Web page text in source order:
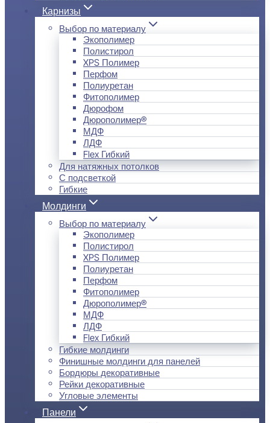
Карнизы
Выбор по материалу
Экополимер
Полистирол
XPS Полимер
Перфом
Полиуретан
Фитополимер
Дюрофом
Дюрополимер®
МДФ
ЛДФ
Flex Гибкий
Для натяжных потолков
С подсветкой
Гибкие
Молдинги
Выбор по материалу
Экополимер
Полистирол
XPS Полимер
Полиуретан
Перфом
Фитополимер
Дюрополимер®
МДФ
ЛДФ
Flex Гибкий
Гибкие молдинги
Финишные молдинги для панелей
Бордюры декоративные
Рейки декоративные
Угловые элементы
Панели